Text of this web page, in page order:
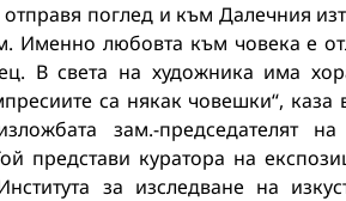
поглед и към Далечния
Именно любовта към човека е
В света на художника има
са някак човешки“, каза
зам.-председателят
представи куратора на
за изследване на